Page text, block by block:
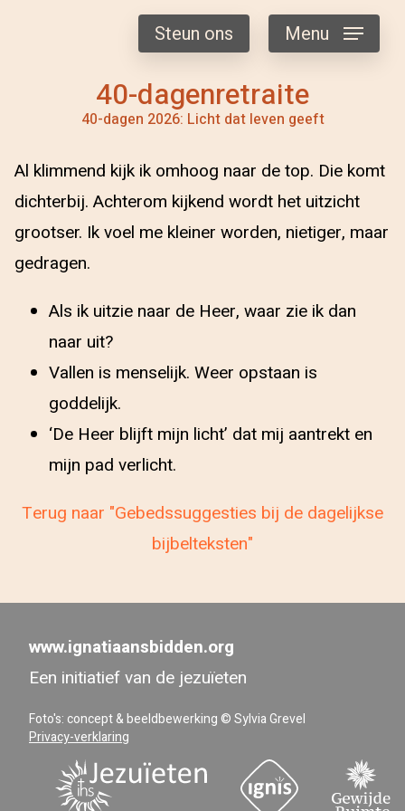
40-dagenretraite
40-dagen 2026: Licht dat leven geeft
Steun ons Menu
Al klimmend kijk ik omhoog naar de top. Die komt
dichterbij. Achterom kijkend wordt het uitzicht
grootser. Ik voel me kleiner worden, nietiger, maar
gedragen.
Als ik uitzie naar de Heer, waar zie ik dan
naar uit?
Vallen is menselijk. Weer opstaan is
goddelijk.
‘De Heer blijft mijn licht’ dat mij aantrekt en
mijn pad verlicht.
Terug naar "Gebedssuggesties bij de dagelijkse
bijbelteksten"
www.ignatiaansbidden.org
Een initiatief van de jezuïeten
Foto's: concept & beeldbewerking © Sylvia Grevel
Privacy-verklaring